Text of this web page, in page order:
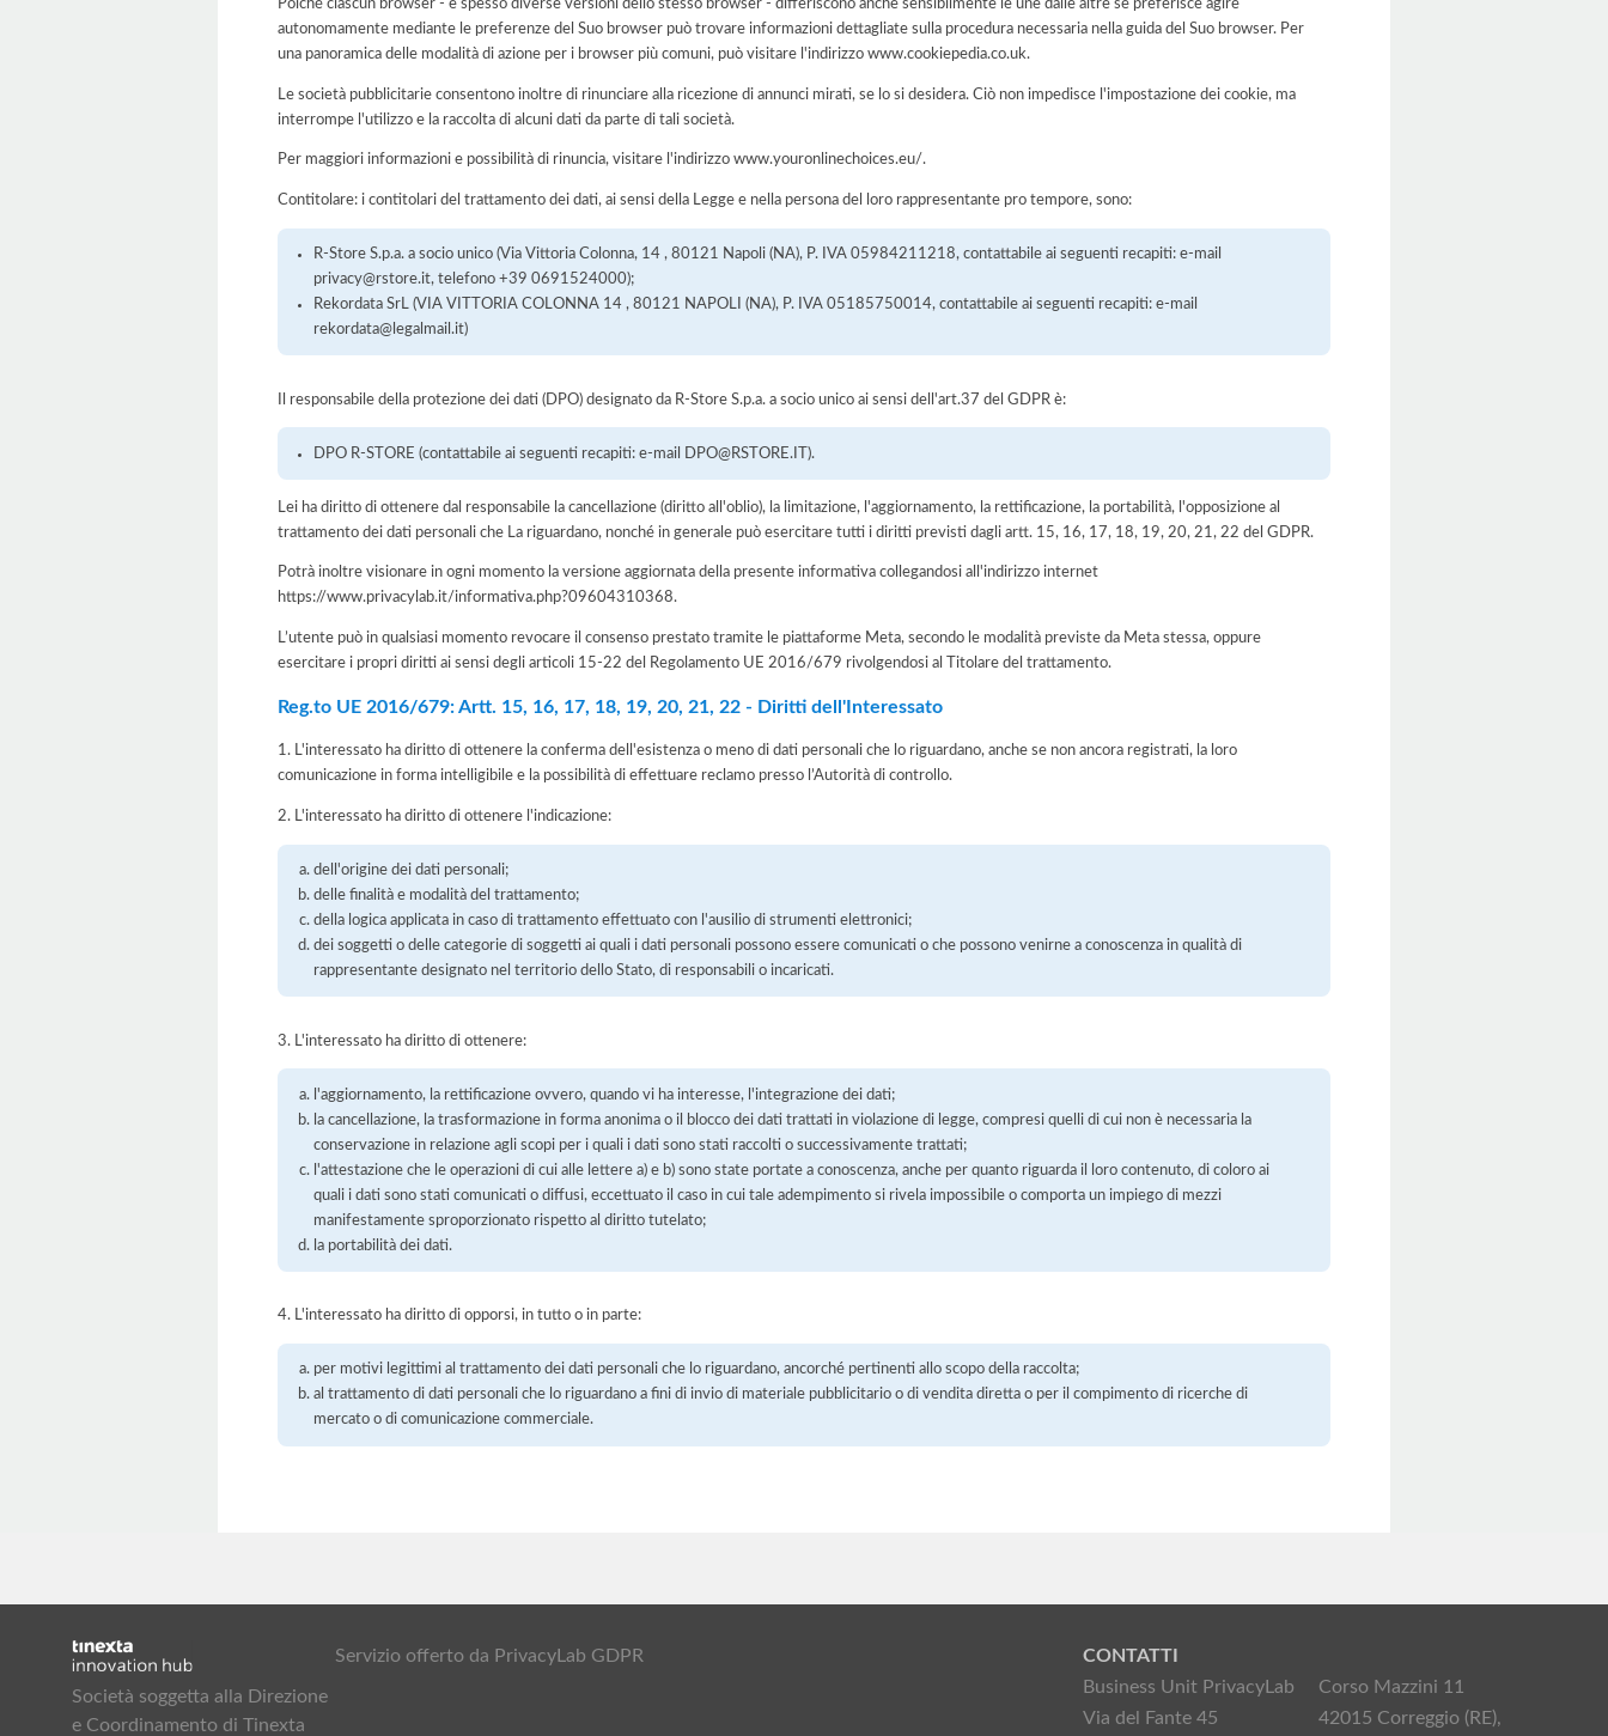
Poiché ciascun browser - e spesso diverse versioni dello stesso browser - differiscono anche sensibilmente le une dalle altre se preferisce agire
autonomamente mediante le preferenze del Suo browser può trovare informazioni dettagliate sulla procedura necessaria nella guida del Suo browser. Per
una panoramica delle modalità di azione per i browser più comuni, può visitare l'indirizzo www.cookiepedia.co.uk.
Le società pubblicitarie consentono inoltre di rinunciare alla ricezione di annunci mirati, se lo si desidera. Ciò non impedisce l'impostazione dei cookie, ma
interrompe l'utilizzo e la raccolta di alcuni dati da parte di tali società.
Per maggiori informazioni e possibilità di rinuncia, visitare l'indirizzo www.youronlinechoices.eu/.
Contitolare: i contitolari del trattamento dei dati, ai sensi della Legge e nella persona del loro rappresentante pro tempore, sono:
R-Store S.p.a. a socio unico (Via Vittoria Colonna, 14 , 80121 Napoli (NA), P. IVA 05984211218, contattabile ai seguenti recapiti: e-mail
privacy@rstore.it, telefono +39 0691524000);
Rekordata SrL (VIA VITTORIA COLONNA 14 , 80121 NAPOLI (NA), P. IVA 05185750014, contattabile ai seguenti recapiti: e-mail
rekordata@legalmail.it)
Il responsabile della protezione dei dati (DPO) designato da R-Store S.p.a. a socio unico ai sensi dell'art.37 del GDPR è:
DPO R-STORE (contattabile ai seguenti recapiti: e-mail DPO@RSTORE.IT).
Lei ha diritto di ottenere dal responsabile la cancellazione (diritto all'oblio), la limitazione, l'aggiornamento, la rettificazione, la portabilità, l'opposizione al
trattamento dei dati personali che La riguardano, nonché in generale può esercitare tutti i diritti previsti dagli artt. 15, 16, 17, 18, 19, 20, 21, 22 del GDPR.
Potrà inoltre visionare in ogni momento la versione aggiornata della presente informativa collegandosi all'indirizzo internet
https://www.privacylab.it/informativa.php?09604310368.
L’utente può in qualsiasi momento revocare il consenso prestato tramite le piattaforme Meta, secondo le modalità previste da Meta stessa, oppure
esercitare i propri diritti ai sensi degli articoli 15-22 del Regolamento UE 2016/679 rivolgendosi al Titolare del trattamento.
Reg.to UE 2016/679: Artt. 15, 16, 17, 18, 19, 20, 21, 22 - Diritti dell'Interessato
1. L'interessato ha diritto di ottenere la conferma dell'esistenza o meno di dati personali che lo riguardano, anche se non ancora registrati, la loro
comunicazione in forma intelligibile e la possibilità di effettuare reclamo presso l’Autorità di controllo.
2. L'interessato ha diritto di ottenere l'indicazione:
dell'origine dei dati personali;
delle finalità e modalità del trattamento;
della logica applicata in caso di trattamento effettuato con l'ausilio di strumenti elettronici;
dei soggetti o delle categorie di soggetti ai quali i dati personali possono essere comunicati o che possono venirne a conoscenza in qualità di
rappresentante designato nel territorio dello Stato, di responsabili o incaricati.
3. L'interessato ha diritto di ottenere:
l'aggiornamento, la rettificazione ovvero, quando vi ha interesse, l'integrazione dei dati;
la cancellazione, la trasformazione in forma anonima o il blocco dei dati trattati in violazione di legge, compresi quelli di cui non è necessaria la
conservazione in relazione agli scopi per i quali i dati sono stati raccolti o successivamente trattati;
l'attestazione che le operazioni di cui alle lettere a) e b) sono state portate a conoscenza, anche per quanto riguarda il loro contenuto, di coloro ai
quali i dati sono stati comunicati o diffusi, eccettuato il caso in cui tale adempimento si rivela impossibile o comporta un impiego di mezzi
manifestamente sproporzionato rispetto al diritto tutelato;
la portabilità dei dati.
4. L'interessato ha diritto di opporsi, in tutto o in parte:
per motivi legittimi al trattamento dei dati personali che lo riguardano, ancorché pertinenti allo scopo della raccolta;
al trattamento di dati personali che lo riguardano a fini di invio di materiale pubblicitario o di vendita diretta o per il compimento di ricerche di
mercato o di comunicazione commerciale.
Società soggetta alla Direzione
e Coordinamento di Tinexta
Servizio offerto da PrivacyLab GDPR
CONTATTI
Business Unit PrivacyLab
Via del Fante 45
Corso Mazzini 11
42015 Correggio (RE),